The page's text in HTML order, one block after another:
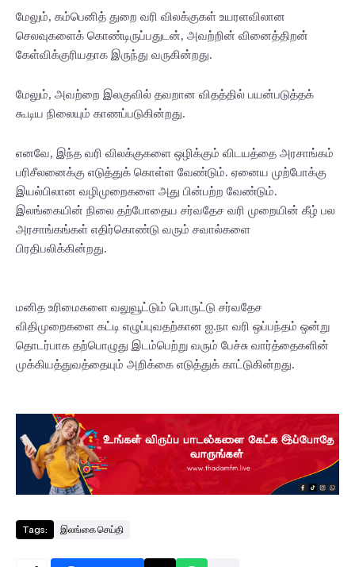
மேலும், கம்பெனித் துறை வரி விலக்குகள் உயரளவிலான
செலவுகளைக் கொண்டிருப்பதுடன், அவற்றின் வினைத்திறன்
கேள்விக்குரியதாக இருந்து வருகின்றது.
மேலும், அவற்றை இலகுவில் தவறான விதத்தில் பயன்படுத்தக்
கூடிய நிலையும் காணப்படுகின்றது.
எனவே, இந்த வரி விலக்குகளை ஒழிக்கும் விடயத்தை அரசாங்கம்
பரிசீலனைக்கு எடுத்துக் கொள்ள வேண்டும். ஏனைய முற்போக்கு
இயல்பிலான வழிமுறைகளை அது பின்பற்ற வேண்டும்.
இலங்கையின் நிலை தற்போதைய சர்வதேச வரி முறையின் கீழ் பல
அரசாங்கங்கள் எதிர்கொண்டு வரும் சவால்களை
பிரதிபலிக்கின்றது.
மனித உரிமைகளை வலுவூட்டும் பொருட்டு சர்வதேச
விதிமுறைகளை கட்டி எழுப்புவதற்கான ஐ.நா வரி ஒப்பந்தம் ஒன்று
தொடர்பாக தற்பொழுது இடம்பெற்று வரும் பேச்சு வார்த்தைகளின்
முக்கியத்துவத்தையும் அறிக்கை எடுத்துக் காட்டுகின்றது.
Tags: இலங்கை செய்தி